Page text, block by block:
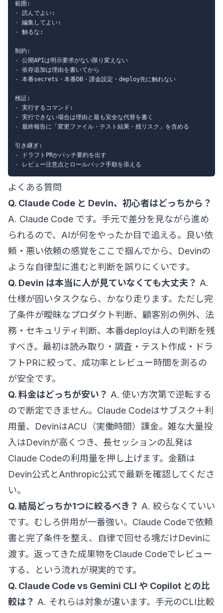
-
-
- 触るな:
-
-
- 本番secrets・本番DB・課金設定・deploy先に触れない
-
-
- 最終報告に「変更ファイル・テスト結果・残リスク」を含める
-
-
よくある質問
Q. Claude Code と Devin、初心者はどっちから？
A. Claude Code です。手元で差分を見ながら進め
られるので、AIが何をやったか目で追える。良い依
頼・悪い依頼の感覚をここで掴んでから、Devinの
ような自律型に進むと判断を誤りにくいです。
Q. Devin は本当に人が見ていなくても大丈夫？ A.
仕様が固いタスクなら、かなり走ります。ただし完
了条件が曖昧なプロダクト判断、顧客別の例外、法
務・セキュリティ判断、本番deployは人の判断を残
すべき。最初は読み取り・調査・テスト作成・ドラ
フトPRに絞って、成功率とレビュー時間を測るの
が安全です。
Q. 料金はどっちが安い？ A. 使い方次第で逆転する
ので断定できません。Claude Codeはサブスク＋利
用量、DevinはACU（実働時間）課金。雑な大量投
入はDevinが高くつき、長セッションの乱発は
Claude Codeの利用量を押し上げます。金額は
Devin公式とAnthropic公式で最新を確認してくださ
い。
Q. 結局どっちか1つに絞るべき？ A. 絞らなくていい
です。むしろ併用が一番強い。Claude Codeで依頼
書と完了条件を整え、自律で回せる塊だけDevinに
渡す。返ってきた成果物をClaude Codeでレビュー
する、という流れが現実的です。
Q. Claude Code vs Gemini CLI や Copilot との比
較は？ A. それらは対象が違います。手元のCLI比較